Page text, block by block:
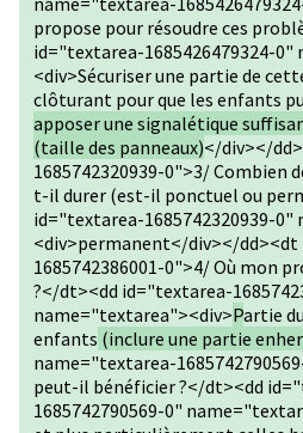
propose pour résoudre ces
id="textarea-1685426479324-
<div>Sécuriser une partie de
clôturant pour que les enfants
apposer une signalétique
(taille des panneaux)</div></
1685742320939-0">3/ Combien
t-il durer (est-il ponctuel ou
id="textarea-1685742320939-
<div>permanent</div></
1685742386001-0">4/ Où mon
?</dt><dd id="textarea-
name="textarea"><div>Partie
enfants (inclure une partie
name="textarea-
peut-il bénéficier ?</dt><dd
1685742790569-0"